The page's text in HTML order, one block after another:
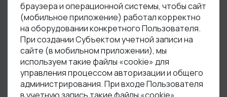
браузера и операционной системы, чтобы сайт
(мобильное приложение) работал корректно
на оборудовании конкретного Пользователя.
При создании Субъектом учетной записи на
сайте (в мобильном приложении), мы
используем такие файлы «cookie» для
управления процессом авторизации и общего
администрирования. При входе Пользователя